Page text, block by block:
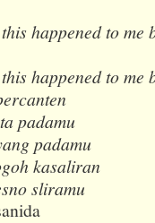
happened to me
happened to me
padamu
padamu
kasaliran
sliramu